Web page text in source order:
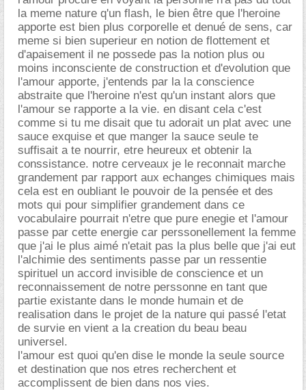
la meme nature q'un flash, le bien être que l'heroine
apporte est bien plus corporelle et denué de sens, car
meme si bien superieur en notion de flottement et
d'apaisement il ne possede pas la notion plus ou
moins inconsciente de construction et d'evolution que
l'amour apporte, j'entends par la la conscience
abstraite que l'heroine n'est qu'un instant alors que
l'amour se rapporte a la vie. en disant cela c'est
comme si tu me disait que tu adorait un plat avec une
sauce exquise et que manger la sauce seule te
suffisait a te nourrir, etre heureux et obtenir la
conssistance. notre cerveaux je le reconnait marche
grandement par rapport aux echanges chimiques mais
cela est en oubliant le pouvoir de la pensée et des
mots qui pour simplifier grandement dans ce
vocabulaire pourrait n'etre que pure enegie et l'amour
passe par cette energie car perssonellement la femme
que j'ai le plus aimé n'etait pas la plus belle que j'ai eut
l'alchimie des sentiments passe par un ressentie
spirituel un accord invisible de conscience et un
reconnaissement de notre perssonne en tant que
partie existante dans le monde humain et de
realisation dans le projet de la nature qui passé l'etat
de survie en vient a la creation du beau beau
universel.
l'amour est quoi qu'en dise le monde la seule source
et destination que nos etres recherchent et
accomplissent de bien dans nos vies.